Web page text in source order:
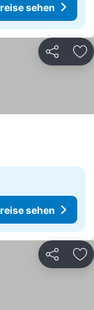
sehen
Teilen
sehen
Teilen